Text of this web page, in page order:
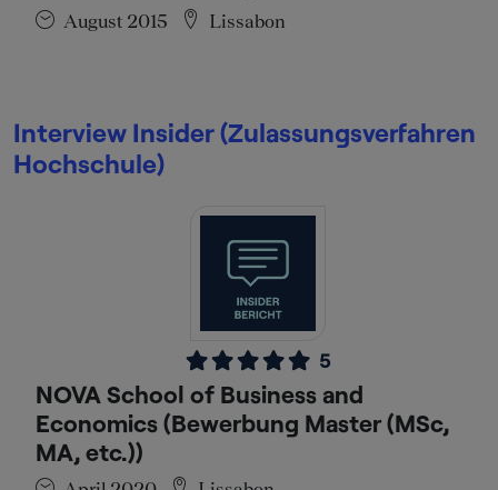
August 2015 Lissabon
Interview Insider (Zulassungsverfahren
Hochschule)
5
NOVA School of Business and
Economics (Bewerbung Master (MSc,
MA, etc.))